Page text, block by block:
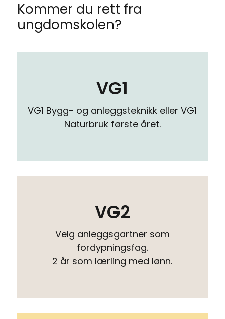
Kommer du rett fra
ungdomskolen?
VG1
VG1 Bygg- og anleggsteknikk eller VG1
Naturbruk første året.
VG2
Velg anleggsgartner som
fordypningsfag.
2 år som lærling med lønn.